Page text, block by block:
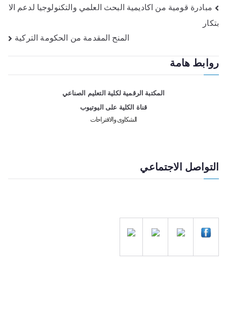
مبادرة قومية من اكاديمية البحث العلمي والتكنولوجيا لدعم الا
بتكار
المنح المقدمة من الحكومة التركية
روابط هامة
المكتبة الرقمية لكلية التعليم الصناعي
قناة الكلية على اليوتيوب
الشكاوى والاقتراحات
التواصل الاجتماعي